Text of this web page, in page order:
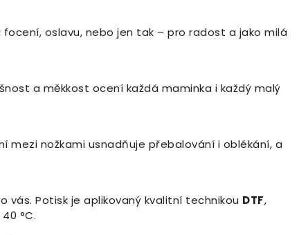
oslavu, nebo jen tak – pro radost a jako milá
a měkkost ocení každá maminka i každý malý
mezi nožkami usnadňuje přebalování i oblékání, a
vás. Potisk je aplikovaný kvalitní technikou DTF,
°C.